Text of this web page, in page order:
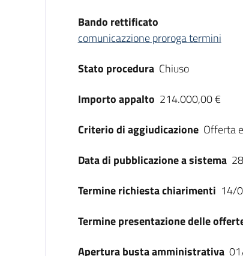
Bando rettificato
comunicazzione proroga termini
Stato procedura Chiuso
Importo appalto 214.000,00 €
Criterio di aggiudicazione Offerta
Data di pubblicazione a sistema
Termine richiesta chiarimenti 14/
Termine presentazione delle
Apertura busta amministrativa